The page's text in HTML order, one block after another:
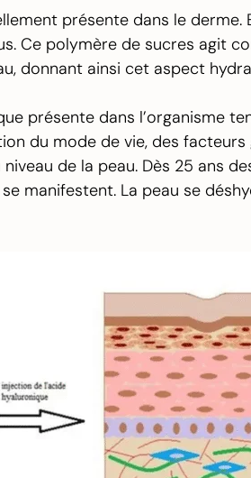
présente dans le derme.
Ce polymère de sucres agit
donnant ainsi cet aspect
présente dans l’organisme
du mode de vie, des
de la peau. Dès 25 ans
manifestent. La peau se